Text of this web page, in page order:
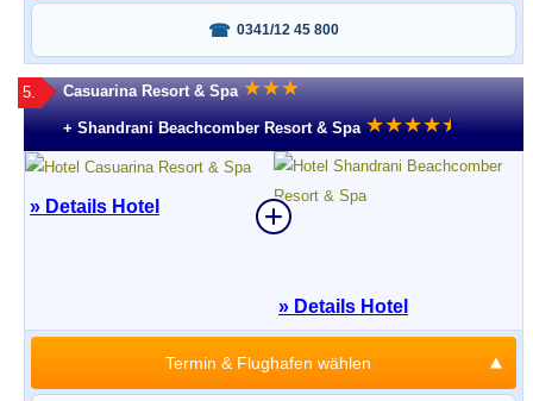
0341/12 45 800
5. Casuarina Resort & Spa ★★★
+ Shandrani Beachcomber Resort & Spa ★★★★★
★
» Details Hotel
» Details Hotel
Termin & Flughafen wählen